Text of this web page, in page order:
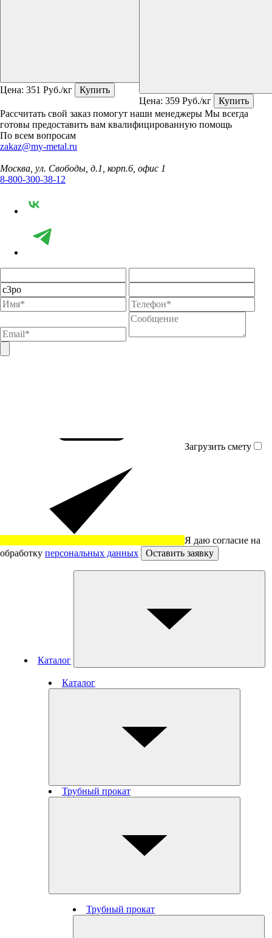
Цена: 351 Руб./кг
Купить
Цена: 359 Руб./кг
Купить
Рассчитать свой заказ помогут наши менеджеры Мы всегда
готовы предоставить вам квалифицированную помощь
По всем вопросам
zakaz@my-metal.ru
Москва, ул. Свободы, д.1, корп.6, офис 1
8-800-300-38-12
Загрузить смету
Я даю согласие на
обработку персональных данных Оставить заявку
Каталог
Каталог
Трубный прокат
Трубный прокат